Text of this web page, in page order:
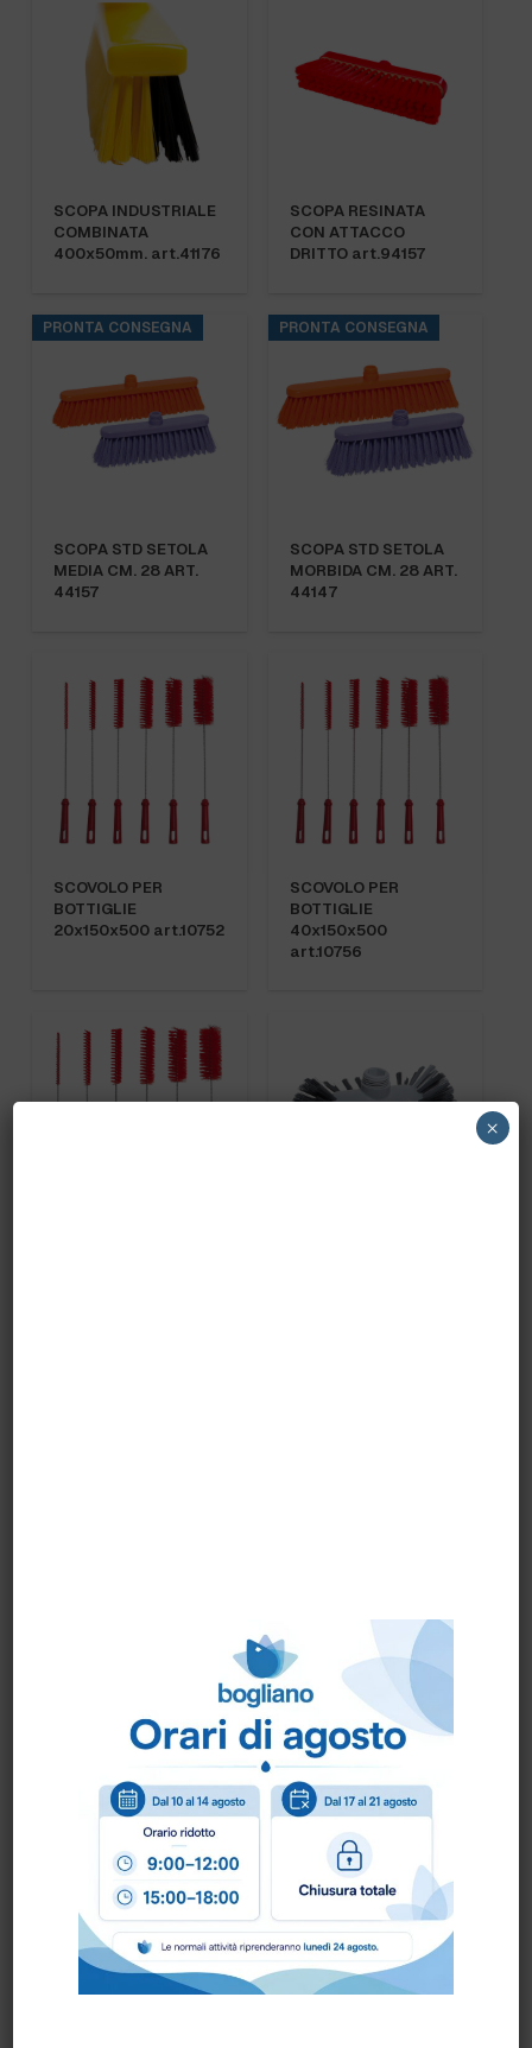
SCOPA INDUSTRIALE
COMBINATA
400x50mm. art.41176
SCOPA RESINATA
CON ATTACCO
DRITTO art.94157
PRONTA CONSEGNA
SCOPA STD SETOLA
MEDIA CM. 28 ART.
44157
PRONTA CONSEGNA
SCOPA STD SETOLA
MORBIDA CM. 28 ART.
44147
SCOVOLO PER
BOTTIGLIE
20x150x500 art.10752
SCOVOLO PER
BOTTIGLIE
40x150x500
art.10756
SECCHIO lt. 9 art.
80102 WIRFLY
SESSOLA CODICE
COLORE GR.1000 FBK
art.15107
×